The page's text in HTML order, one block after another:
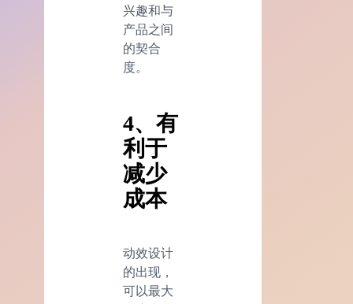
兴趣和与
产品之间
的契合
度。
4、有
利于
减少
成本
动效设计
的出现，
可以最大